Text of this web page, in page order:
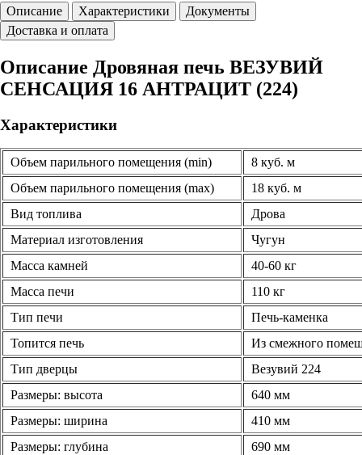
Описание
Характеристики
Документы
Доставка и оплата
Описание Дровяная печь ВЕЗУВИЙ
СЕНСАЦИЯ 16 АНТРАЦИТ (224)
Характеристики
Объем парильного помещения (min)
8 куб. м
Объем парильного помещения (max)
18 куб. м
Вид топлива
Дрова
Материал изготовления
Чугун
Масса камней
40-60 кг
Масса печи
110 кг
Тип печи
Печь-каменка
Топится печь
Из смежного
Тип дверцы
Везувий 224
Размеры: высота
640 мм
Размеры: ширина
410 мм
Размеры: глубина
690 мм